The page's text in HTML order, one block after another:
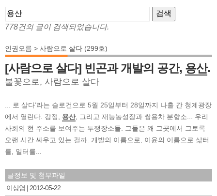
778건의 글이 검색되었습니다.
인권오름 > 사람으로 살다 (299호)
[사람으로 살다] 빈곤과 개발의 공간, 용산.
불꽃으로, 사람으로 살다
... 로 살다’라는 슬로건으로 5월 25일부터 28일까지 나흘 간 청계광장
에서 열린다. 강정, 용산, 그리고 재능농성장과 쌍용차 분향소... 우리
사회의 현 주소를 보여주는 투쟁장소들. 그들은 왜 그곳에서 그토록
오랜 시간 싸우고 있는 걸까. 개발의 이름으로, 이윤의 이름으로 삶터
를, 일터를...
글정보 및 첨부파일
이상엽
2012-05-22